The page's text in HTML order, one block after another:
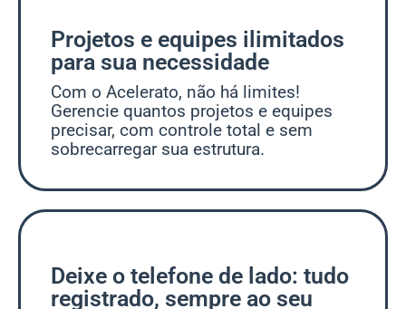
Projetos e equipes ilimitados
para sua necessidade
Com o Acelerato, não há limites!
Gerencie quantos projetos e equipes
precisar, com controle total e sem
sobrecarregar sua estrutura.
Deixe o telefone de lado: tudo
registrado, sempre ao seu